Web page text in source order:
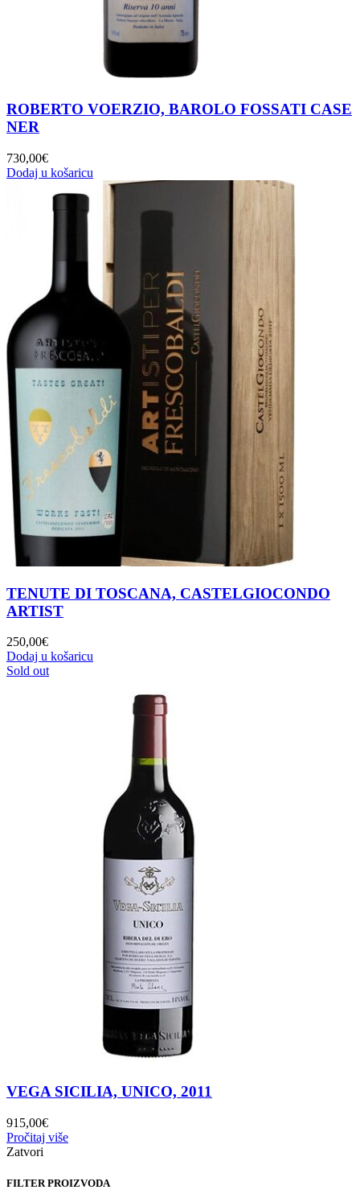
ROBERTO VOERZIO, BAROLO FOSSATI CASE
NER
730,00€
Dodaj u košaricu
TENUTE DI TOSCANA, CASTELGIOCONDO
ARTIST
250,00€
Dodaj u košaricu
Sold out
VEGA SICILIA, UNICO, 2011
915,00€
Pročitaj više
Zatvori
FILTER PROIZVODA